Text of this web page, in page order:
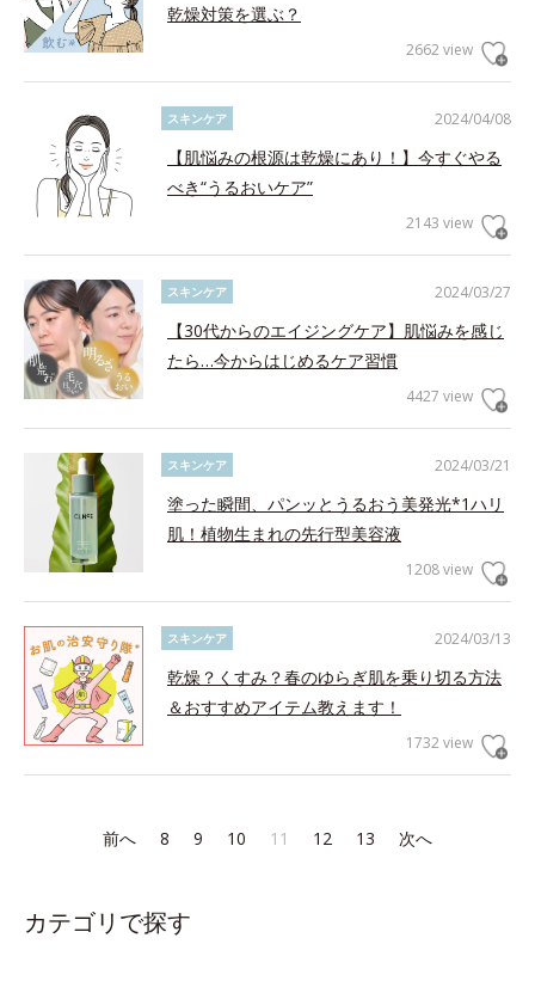
乾燥対策を選ぶ？
2662 view
2024/04/08
スキンケア
【肌悩みの根源は乾燥にあり！】今すぐやる
べき“うるおいケア”
2143 view
2024/03/27
スキンケア
【30代からのエイジングケア】肌悩みを感じ
たら…今からはじめるケア習慣
4427 view
2024/03/21
スキンケア
塗った瞬間、パンッとうるおう美発光*1ハリ
肌！植物生まれの先行型美容液
1208 view
2024/03/13
スキンケア
乾燥？くすみ？春のゆらぎ肌を乗り切る方法
＆おすすめアイテム教えます！
1732 view
前へ 8 9 10 11 12 13 次へ
カテゴリで探す